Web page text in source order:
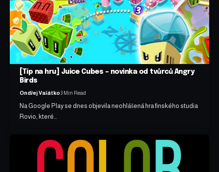
[Tip na hru] Juice Cubes – novinka od tvůrců Angry
Birds
Ondřej Vašátko3 Min Read
Na Google Play se dnes objevila neohlášená hra finského studia
Rovio, které…